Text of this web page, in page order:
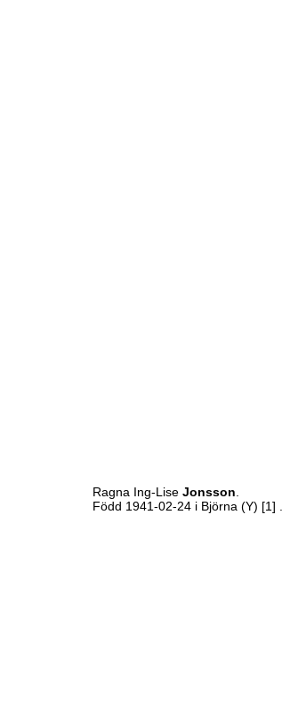
Ragna Ing-Lise Jonsson
Född 1941-02-24 i Björna (Y) [1]